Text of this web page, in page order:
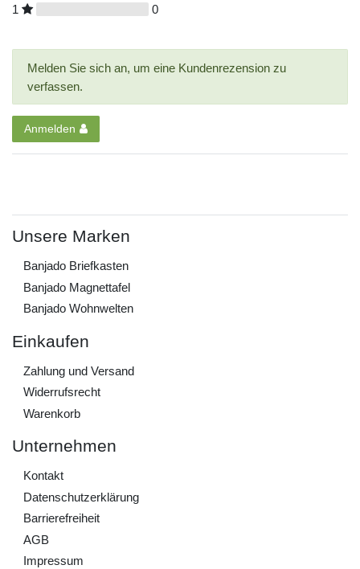
1
0
Melden Sie sich an, um eine Kundenrezension zu
verfassen.
Anmelden
Unsere Marken
Banjado Briefkasten
Banjado Magnettafel
Banjado Wohnwelten
Einkaufen
Zahlung und Versand
Widerrufs­recht
Warenkorb
Unternehmen
Kontakt
Daten­schutz­erklärung
Barrierefreiheit
AGB
Impressum